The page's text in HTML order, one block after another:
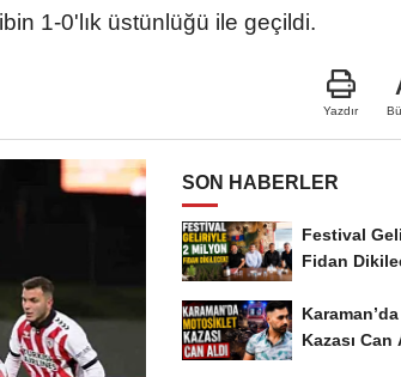
1-0'lık üstünlüğü ile geçildi.
Yazdır
SON HABERLER
Festival
Fidan
Kazası Can